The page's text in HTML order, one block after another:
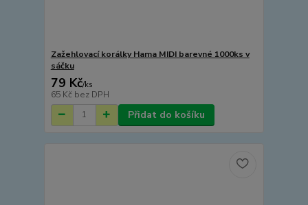
Zažehlovací korálky Hama MIDI barevné 1000ks v
sáčku
79 Kč/ks
65 Kč bez DPH
Přidat do košíku